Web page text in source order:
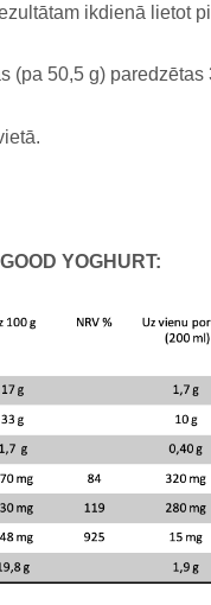
ikdienā lietot
(pa 50,5 g)
YOGHURT: